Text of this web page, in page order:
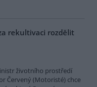
rekultivaci rozdělit
životního prostředí
Červený (Motoristé) chce